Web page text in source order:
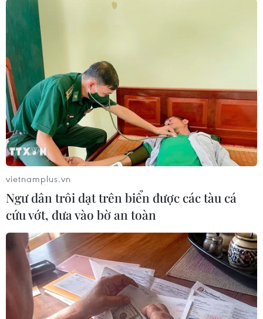
Truyền thông Hàn Quốc
đánh giá cao đội tuyển Việt
Nam với chuỗi 22 trận bất
bại
09/08/2026 04:22
Malaysia tại bán kết ASEAN
Cup 2026
vietnamplus.vn
Ngư dân trôi dạt trên biển được các tàu cá
cứu vớt, đưa vào bờ an toàn